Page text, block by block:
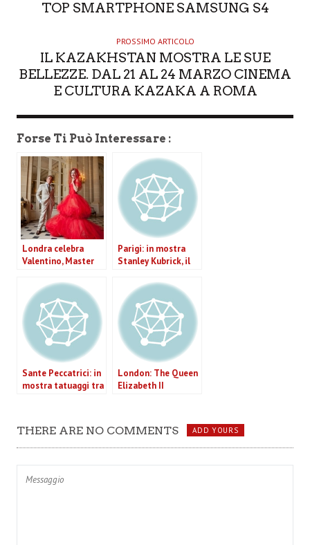
TOP SMARTPHONE SAMSUNG S4
PROSSIMO ARTICOLO
IL KAZAKHSTAN MOSTRA LE SUE
BELLEZZE. DAL 21 AL 24 MARZO CINEMA
E CULTURA KAZAKA A ROMA
Forse Ti Può Interessare :
Londra celebra
Valentino, Master
Parigi: in mostra
Stanley Kubrick, il
sguardo
Sante Peccatrici: in
mostra tatuaggi tra
London: The Queen
Elizabeth II
Diamante in “tour”.
THERE ARE NO COMMENTS ADD YOURS